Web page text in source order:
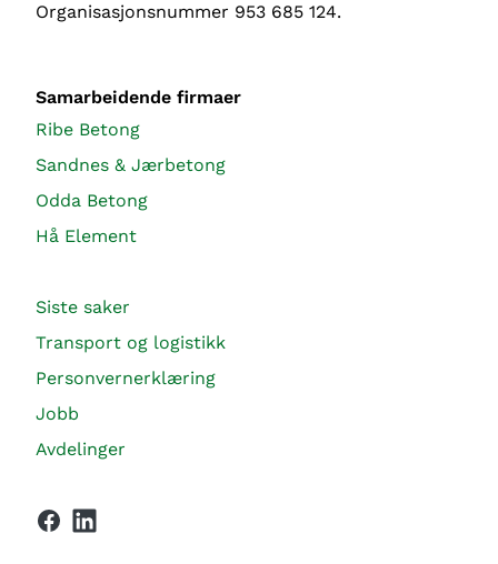
Organisasjonsnummer 953 685 124.
Samarbeidende firmaer
Ribe Betong
Sandnes & Jærbetong
Odda Betong
Hå Element
Siste saker
Transport og logistikk
Personvernerklæring
Jobb
Avdelinger